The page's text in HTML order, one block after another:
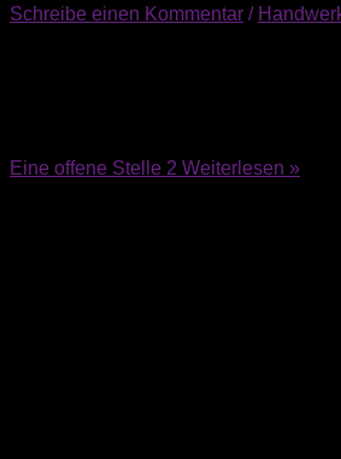
Schreibe einen Kommentar /
Eine offene Stelle 2 Weiterlesen »